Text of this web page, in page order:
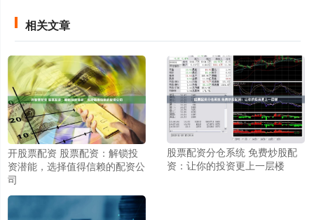
相关文章
开股票配资 股票配资：解锁投
资潜能，选择值得信赖的配资公
司
股票配资分仓系统 免费炒股配
资：让你的投资更上一层楼